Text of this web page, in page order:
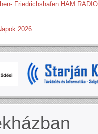
Friedrichshafen HAM RADIO
2026